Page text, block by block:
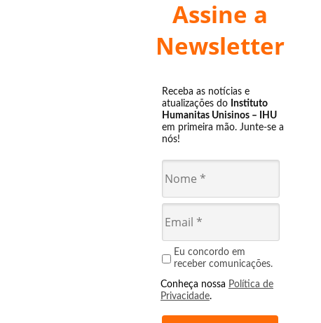
Assine a
Newsletter
Receba as notícias e
atualizações do Instituto
Humanitas Unisinos – IHU
em primeira mão. Junte-se a
nós!
Eu concordo em
receber comunicações.
Conheça nossa Política de
Privacidade.